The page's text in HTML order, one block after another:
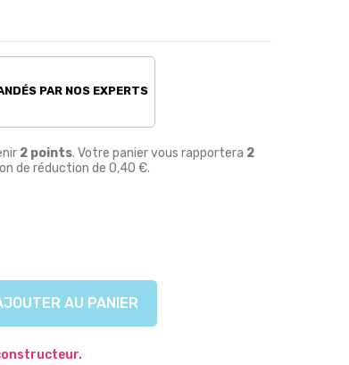
PAR NOS EXPERTS
2 points. Votre panier vous rapportera 2
de réduction de 0,40 €.
AU PANIER